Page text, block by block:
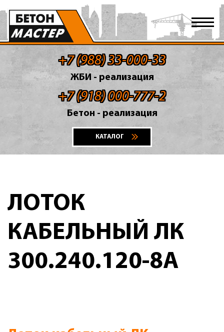
+7 (988) 33-000-33
ЖБИ - реализация
+7 (918) 000-777-2
Бетон - реализация
КАТАЛОГ
ЛОТОК
КАБЕЛЬНЫЙ ЛК
300.240.120-8А